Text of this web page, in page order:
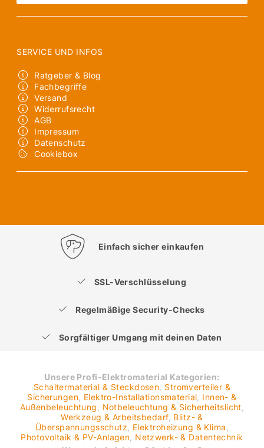
SERVICE UND INFOS
Ratgeber & Blog
Fachbegriffe
Versand
Widerrufsrecht
AGB
Impressum
Datenschutz
Cookiebox
Einfach sicher einkaufen
SSL-Verschlüsselung
Regelmäßige Security-Checks
Sorgfältiger Umgang mit deinen Daten
Unsere Profi-Elektromaterial Kategorien:
Schaltermaterial & Steckdosen Stromverteiler &
Sicherungen Elektro-Installationsmaterial Innen- &
Außenbeleuchtung
Notbeleuchtung & Sicherheitslicht
Werkzeug & Arbeitsbedarf, Blitz- &
Überspannungsschutz
Elektroheizung & Klima
Photovoltaik & PV-Anlagen Netzwerk- & Datentechnik